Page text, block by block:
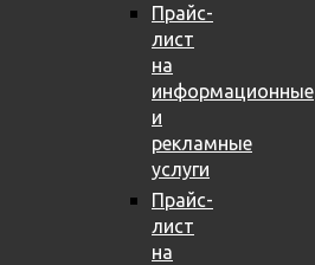
Прайс-
лист
на
информационные
и
рекламные
услуги
Прайс-
лист
на